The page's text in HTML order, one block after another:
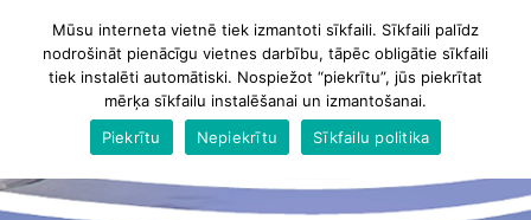
Mūsu interneta vietnē tiek izmantoti sīkfaili. Sīkfaili palīdz
nodrošināt pienācīgu vietnes darbību, tāpēc obligātie sīkfaili
tiek instalēti automātiski. Nospiežot “piekrītu”, jūs piekrītat
mērķa sīkfailu instalēšanai un izmantošanai.
Piekrītu
Nepiekrītu Sīkfailu politika